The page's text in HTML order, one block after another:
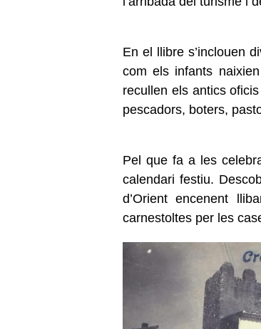
En el llibre s’inclouen
com els infants
recullen els antics
pescadors, boters,
Pel que fa a les
calendari festiu.
d’Orient encenent
carnestoltes per les